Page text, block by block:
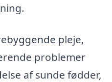
pleje,
problemer
af sunde fødder,